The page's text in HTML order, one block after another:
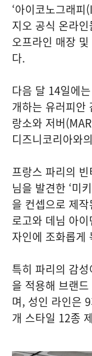
‘아이코노그래피
지오 공식 온라
오프라인 매장
다.
다음 달 14일에
개하는 유러피안
랑소와 저버
디즈니코리아와
프랑스 파리의
님을 발견한 ‘미
을 컨셉으로 제
로고와 데님 아이
자인에 조화롭게
특히 파리의 감
을 적용해 브랜
며, 성인 라인은
개 스타일 12종